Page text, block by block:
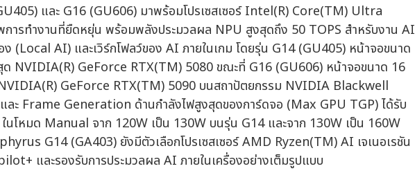
และ G16 (GU606) มาพร้อมโปรเซสเซอร์ Intel(R) Core(TM) Ultra
การทำงานที่ยืดหยุ่น พร้อมพลังประมวลผล NPU สูงสุดถึง 50 TOPS สำหรับงาน AI
ง (Local AI) และเวิร์กโฟลว์ของ AI ภายในเกม โดยรุ่น G14 (GU405) หน้าจอขนาด
ด NVIDIA(R) GeForce RTX(TM) 5080 ขณะที่ G16 (GU606) หน้าจอขนาด 16
GeForce RTX(TM) 5090 บนสถาปัตยกรรม NVIDIA Blackwell
ละ Frame Generation ด้านกำลังไฟสูงสุดของการ์ดจอ (Max GPU TGP) ได้รับ
นโหมด Manual จาก 120W เป็น 130W บนรุ่น G14 และจาก 130W เป็น 160W
G14 (GA403) ยังมีตัวเลือกโปรเซสเซอร์ AMD Ryzen(TM) AI เจเนอเรชัน
และรองรับการประมวลผล AI ภายในเครื่องอย่างเต็มรูปแบบ